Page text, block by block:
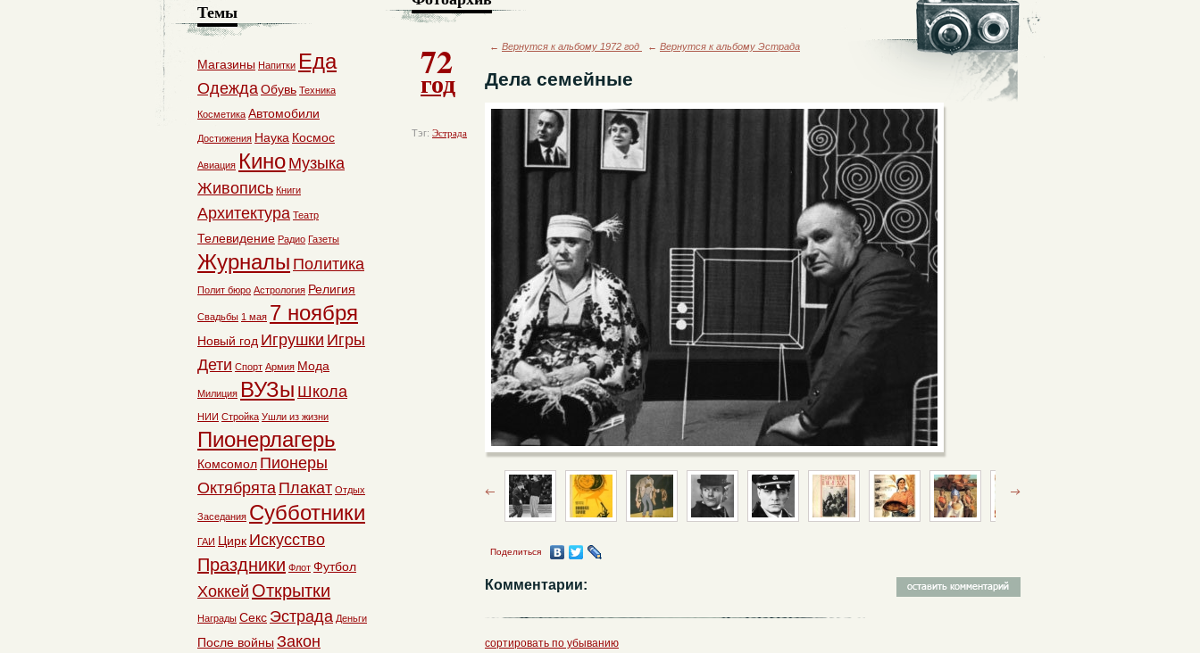
72
год
Тэг: Эстрада
← Вернутся к альбому 1972 год ← Вернутся к альбому Эстрада
Дела семейные
Поделиться
Комментарии:
сортировать по убыванию
Темы
Магазины Напитки Еда
ОдеждаОбувь Техника
Косметика Автомобили
Достижения Наука Космос
Авиация Кино Музыка
Живопись Книги
Архитектура Театр
Телевидение Радио Газеты
Журналы Политика
Полит бюро Астрология Религия
Свадьбы 1 мая 7 ноября
Новый год Игрушки Игры
Дети Спорт Армия Мода
Милиция ВУЗы Школа
НИИ Стройка Ушли из жизни
Пионерлагерь
Комсомол Пионеры
Октябрята Плакат Отдых
Заседания Субботники
ГАИ Цирк Искусство
Праздники Флот Футбол
Хоккей Открытки
Награды Секс Эстрада Деньги
После войны Закон